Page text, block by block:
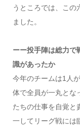
うところでは、この
ました。
ーー投手陣は総力で
識があったか
今年のチームは1人
体で全員が一丸とな
たちの仕事を自覚と
一してリーグ戦には